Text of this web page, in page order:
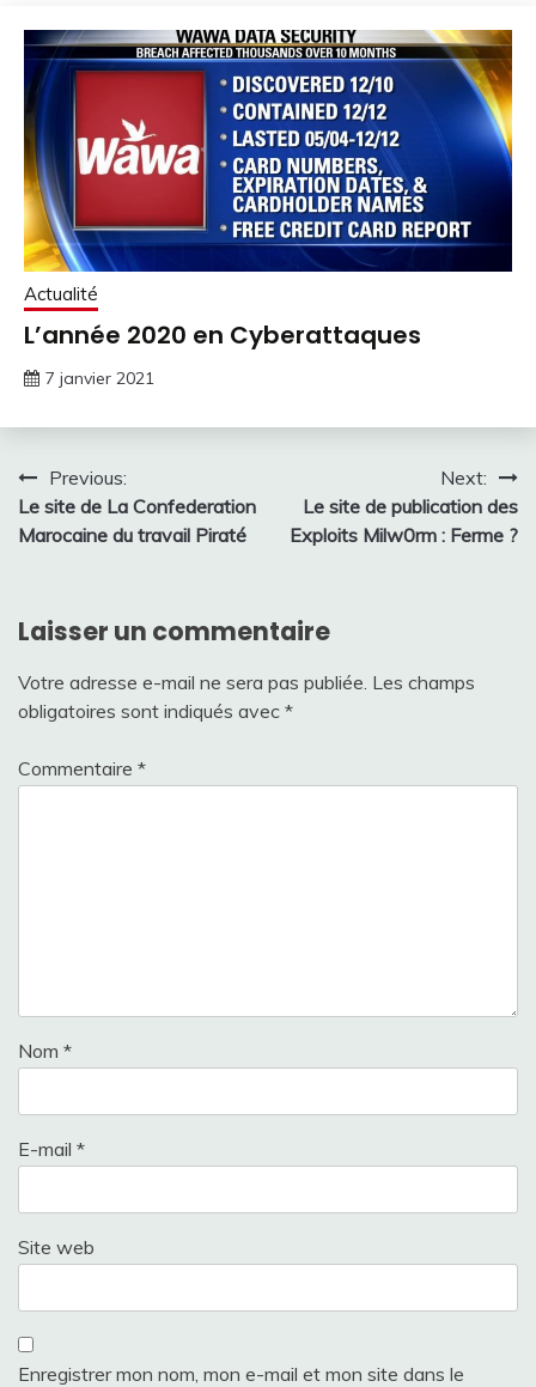
Actualité
L’année 2020 en Cyberattaques
7 janvier 2021
Navigation
de
Previous:
Le site de La Confederation
Marocaine du travail Piraté
Next:
Le site de publication des
Exploits Milw0rm : Ferme ?
Laisser un commentaire
Votre adresse e-mail ne sera pas publiée. Les champs
obligatoires sont indiqués avec *
Commentaire *
Nom *
E-mail *
Site web
Enregistrer mon nom, mon e-mail et mon site dans le